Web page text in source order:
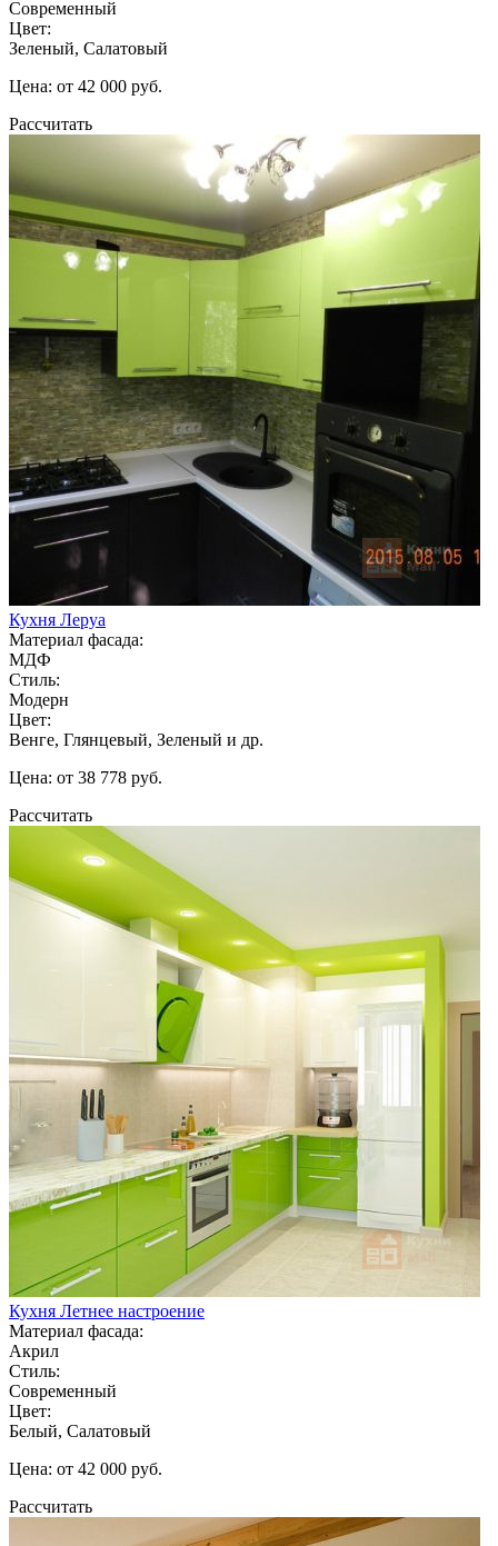
Современный
Цвет:
Зеленый, Салатовый
Цена: от 42 000 руб.
Рассчитать
Кухня Леруа
Материал фасада:
МДФ
Стиль:
Модерн
Цвет:
Венге, Глянцевый, Зеленый и др.
Цена: от 38 778 руб.
Рассчитать
Кухня Летнее настроение
Материал фасада:
Акрил
Стиль:
Современный
Цвет:
Белый, Салатовый
Цена: от 42 000 руб.
Рассчитать